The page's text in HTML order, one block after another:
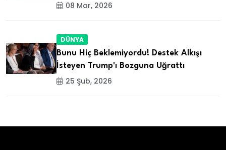
08 Mar, 2026
DÜNYA
Bunu Hiç Beklemiyordu! Destek Alkışı
İsteyen Trump'ı Bozguna Uğrattı
25 Şub, 2026